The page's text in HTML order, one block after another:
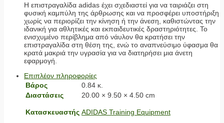
Η επιστραγαλίδα adidas έχει σχεδιαστεί για να ταιριάζει στη
φυσική καμπύλη της άρθρωσης και να προσφέρει υποστήριξη
χωρίς να περιορίζει την κίνηση ή την άνεση, καθιστώντας την
ιδανική για αθλητικές και εκπαιδευτικές δραστηριότητες. Το
ενισχυμένο περίβλημα από νάυλον θα κρατήσει την
επιστραγαλίδα στη θέση της, ενώ το αναπνεύσιμο ύφασμα θα
κρατά μακριά την υγρασία για να διατηρήσει μια άνετη
εφαρμογή.
Επιπλέον πληροφορίες
Βάρος
0.84 κ.
Διαστάσεις
20.00 × 9.50 × 4.50 cm
Κατασκευαστής ADIDAS Training Equipment